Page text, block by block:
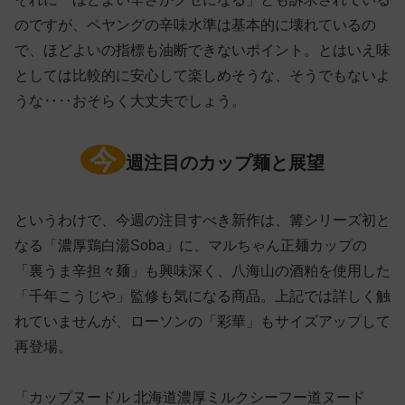
のですが、ペヤングの辛味水準は基本的に壊れているの
で、ほどよいの指標も油断できないポイント。とはいえ味
としては比較的に安心して楽しめそうな、そうでもないよ
うな‥‥おそらく大丈夫でしょう。
今 週注目のカップ麺と展望
というわけで、今週の注目すべき新作は、篝シリーズ初と
なる「濃厚鶏白湯Soba」に、マルちゃん正麺カップの
「裏うま辛担々麺」も興味深く、八海山の酒粕を使用した
「千年こうじや」監修も気になる商品。上記では詳しく触
れていませんが、ローソンの「彩華」もサイズアップして
再登場。
「カップヌードル 北海道濃厚ミルクシーフー道ヌード